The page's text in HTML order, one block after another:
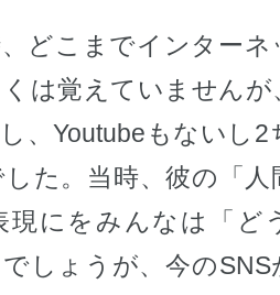
どこまでインターネ
は覚えていませんが
、Youtubeもないし
た。当時、彼の「人
現にをみんなは「ど
しょうが、今のSNS